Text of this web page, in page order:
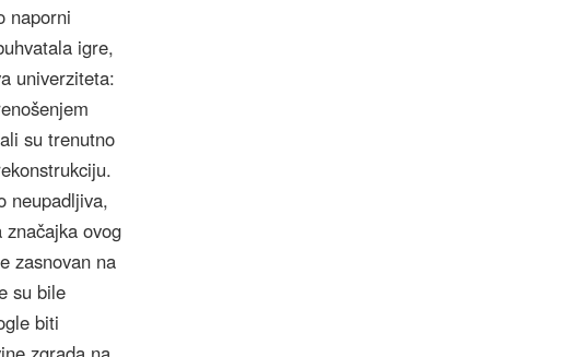
naporni
igre,
univerziteta:
su trenutno
neupadljiva,
ovog
zasnovan na
su bile
biti